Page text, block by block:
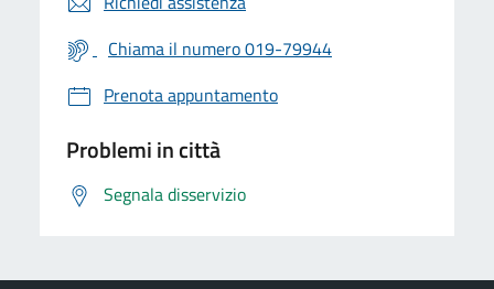
Chiama il numero 019-79944
Prenota appuntamento
Problemi in città
Segnala disservizio